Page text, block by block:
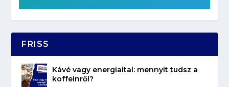
FRISS
Kávé vagy energiaital: mennyit tudsz a
koffeinről?